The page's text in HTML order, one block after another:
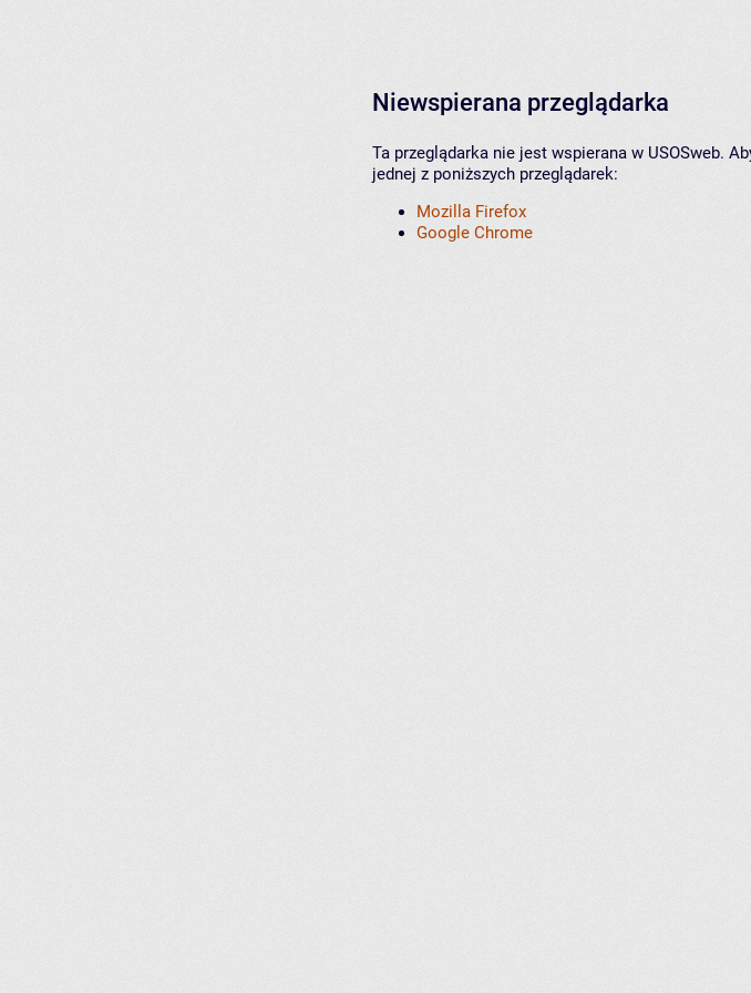
Niewspierana przeglądarka
Ta przeglądarka nie jest wspierana w USOSweb.
jednej z poniższych przeglądarek:
Mozilla Firefox
Google Chrome